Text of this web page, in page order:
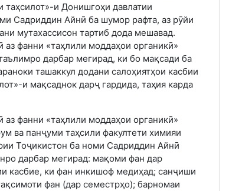
таҳсилот»-и Донишгоҳи давлатии
Садриддин Айнӣ ба шумор рафта, аз рӯйи
мутахассисон тартиб дода мешавад.
фанни «таҳлили моддаҳои органикӣ»
дарбар мегирад, ки бо мақсади ба
ташаккул додани салоҳиятҳои касбии
и мақсаднок дарҷ гардида, таҳия карда
фанни «таҳлили моддаҳои органикӣ»
ва панҷуми таҳсили факултети химияи
Тоҷикистон ба номи Садриддин Айнӣ
дарбар мегирад: мақоми фан дар
касбие, ки фан инкишоф медиҳад; санҷиши
фан (дар семестрҳо); барномаи